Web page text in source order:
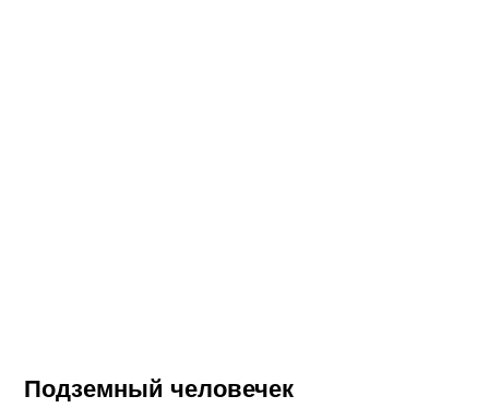
Подземный человечек